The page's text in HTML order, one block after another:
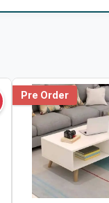
Pre Order